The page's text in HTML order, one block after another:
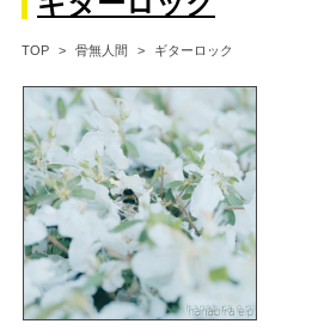
TOP 骨無人間 ギターロック